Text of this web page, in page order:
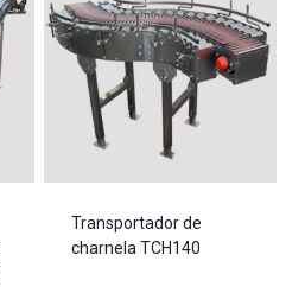
Transportador de
charnela TCH140